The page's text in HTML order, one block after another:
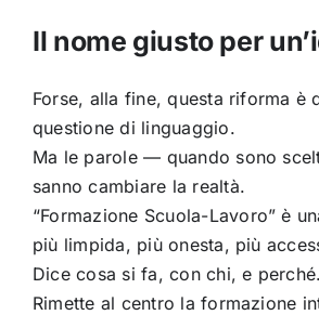
Il nome giusto per
Forse, alla fine, questa riforma è
questione di linguaggio.
Ma le parole — quando sono
sanno cambiare la realtà.
“Formazione Scuola-Lavoro” è
più limpida, più onesta, più
Dice cosa si fa, con chi, e perché.
Rimette al centro la formazione